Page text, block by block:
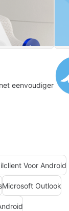
eenvoudiger
Voor Android
Microsoft Outlook